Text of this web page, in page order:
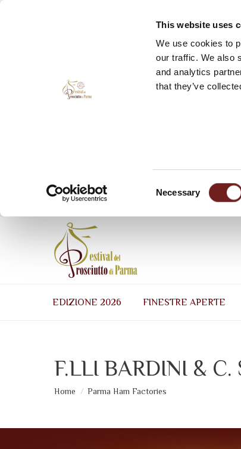
This website uses
We use cookies to
our traffic. We also
and analytics
that they’ve
Necessary
EDIZIONE 2026 FINESTRE APERTE
F.LLI BARDINI & C.
Sei qui:
Home Parma Ham Factories